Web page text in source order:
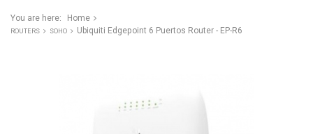
You are here: Home
ROUTERS SOHO Ubiquiti Edgepoint 6 Puertos Router - EP-R6